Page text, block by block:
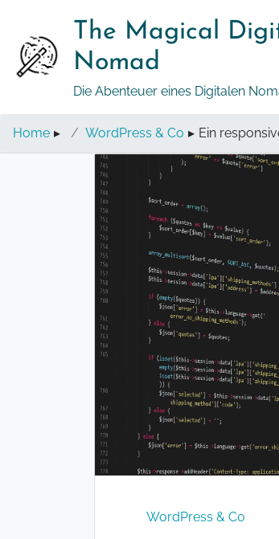
Inhalt
The Magical
Nomad
Die Abenteuer eines Digitalen
Home ▸ WordPress & Co ▸ Ein
WordPress & Co